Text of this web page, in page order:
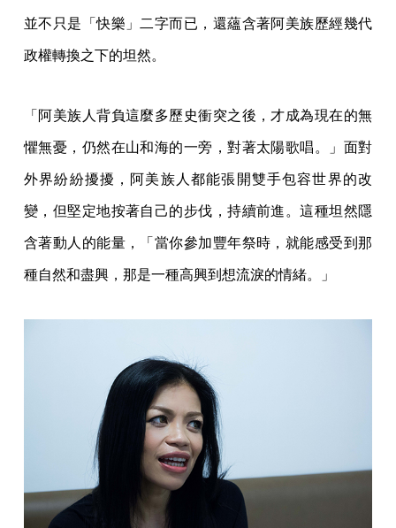
並不只是「快樂」二字而已，還蘊含著阿美族歷經幾代
政權轉換之下的坦然。
「阿美族人背負這麼多歷史衝突之後，才成為現在的無
懼無憂，仍然在山和海的一旁，對著太陽歌唱。」面對
外界紛紛擾擾，阿美族人都能張開雙手包容世界的改
變，但堅定地按著自己的步伐，持續前進。這種坦然隱
含著動人的能量，「當你參加豐年祭時，就能感受到那
種自然和盡興，那是一種高興到想流淚的情緒。」